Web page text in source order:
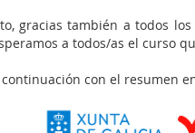
gracias también a todos
a todos/as el curso
con el resumen